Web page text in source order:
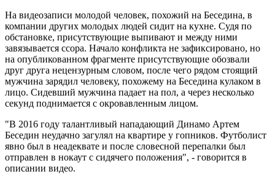
На видеозаписи молодой человек, похожий на Беседина, в
компании других молодых людей сидит на кухне. Судя по
обстановке, присутствующие выпивают и между ними
завязывается ссора. Начало конфликта не зафиксировано, но
на опубликованном фрагменте присутствующие обозвали
друг друга нецензурным словом, после чего рядом стоящий
мужчина зарядил человеку, похожему на Беседина кулаком в
лицо. Сидевший мужчина падает на пол, а через несколько
секунд поднимается с окровавленным лицом.
"В 2016 году талантливый нападающий Динамо Артем
Беседин неудачно загулял на квартире у гопников. Футболист
явно был в неадеквате и после словесной перепалки был
отправлен в нокаут с сидячего положения", - говорится в
описании видео.